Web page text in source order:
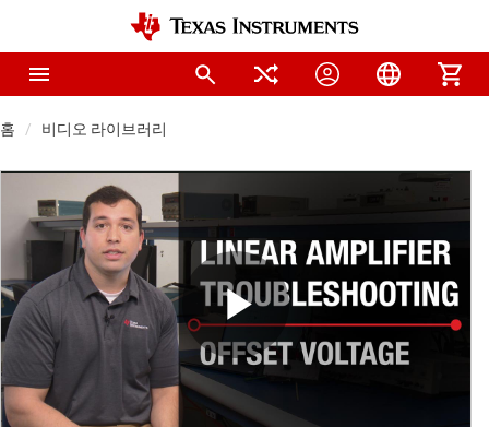
홈 비디오 라이브러리
Play